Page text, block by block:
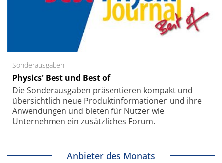
Sonderausgaben
Physics' Best und Best of
Die Sonder­ausgaben präsentieren kompakt und
übersichtlich neue Produkt­informationen und ihre
Anwendungen und bieten für Nutzer wie
Unternehmen ein zusätzliches Forum.
Anbieter des Monats